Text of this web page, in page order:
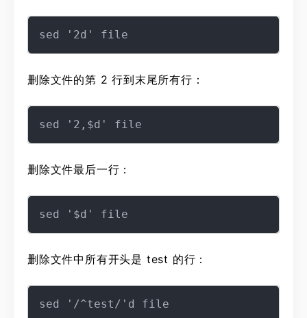
删除文件的第 2 行到末尾所有行：
删除文件最后一行：
删除文件中所有开头是 test 的行：